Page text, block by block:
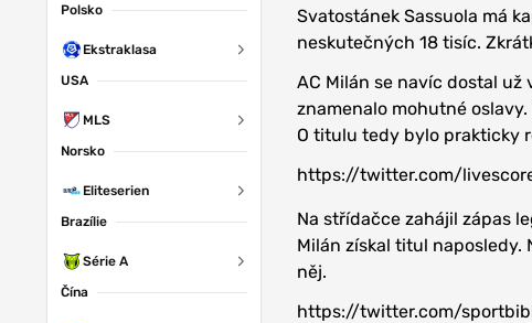
Polsko
Ekstraklasa
USA
MLS
Norsko
Eliteserien
Brazílie
Série A
Čína
Svatostánek Sassuola má
neskutečných 18 tisíc.
AC Milán se navíc dostal už
znamenalo mohutné
O titulu tedy bylo prakticky
https://twitter.com/
Na střídačce zahájil zápas
Milán získal titul naposledy.
něj.
https://twitter.com/